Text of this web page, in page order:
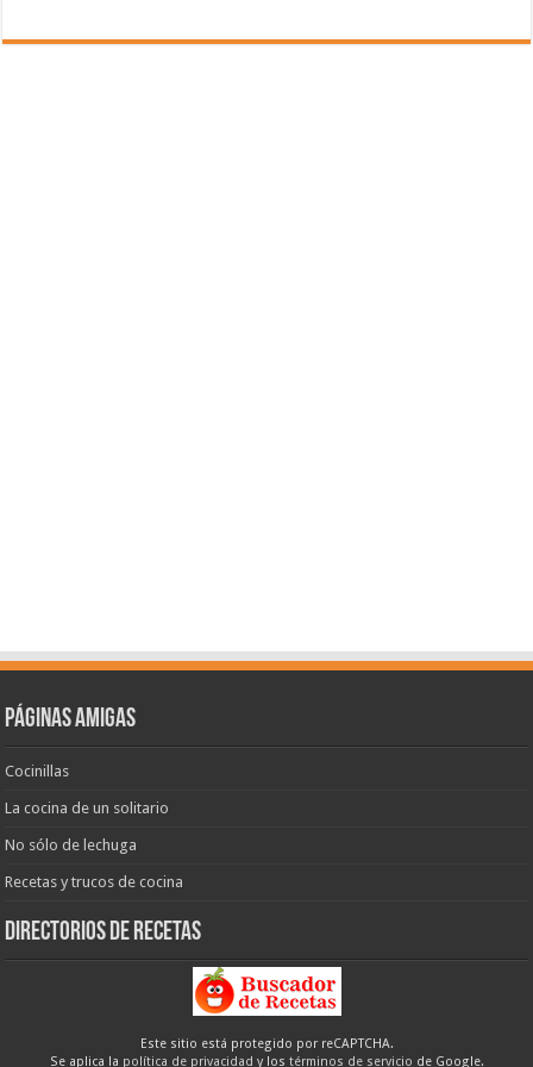
Páginas amigas
Cocinillas
La cocina de un solitario
No sólo de lechuga
Recetas y trucos de cocina
Directorios de recetas
Este sitio está protegido por reCAPTCHA.
Se aplica la política de privacidad y los términos de servicio de Google.